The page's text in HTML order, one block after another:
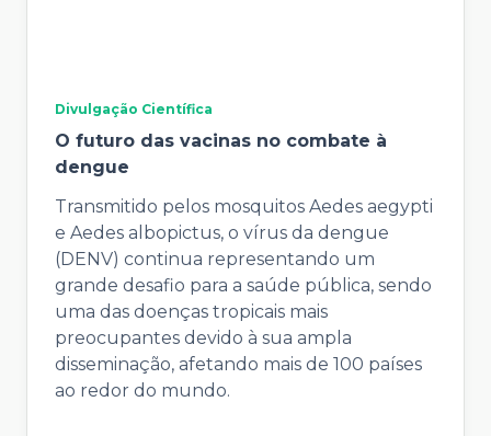
Divulgação Científica
O futuro das vacinas no combate à
dengue
Transmitido pelos mosquitos Aedes aegypti
e Aedes albopictus, o vírus da dengue
(DENV) continua representando um
grande desafio para a saúde pública, sendo
uma das doenças tropicais mais
preocupantes devido à sua ampla
disseminação, afetando mais de 100 países
ao redor do mundo.